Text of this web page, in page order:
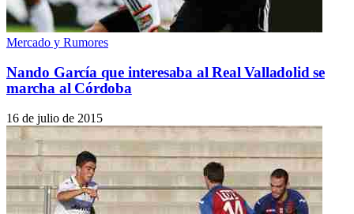
Mercado y Rumores
Nando García que interesaba al Real Valladolid se
marcha al Córdoba
16 de julio de 2015